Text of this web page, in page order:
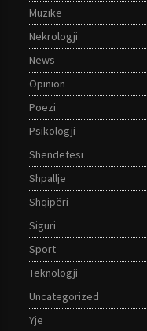
Muzikë
Nekrologji
News
Opinion
Poezi
Psikologji
Shëndetësi
Shpallje
Shqipëri
Siguri
Sport
Teknologji
Uncategorized
Yje